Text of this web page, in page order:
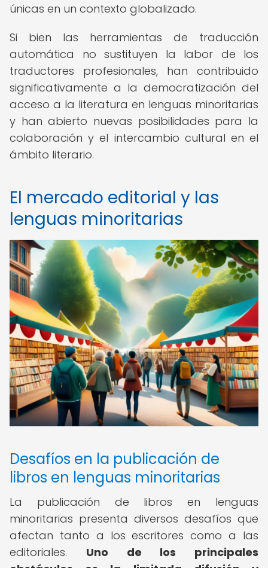
únicas en un contexto globalizado.
Si bien las herramientas de traducción
automática no sustituyen la labor de los
traductores profesionales, han contribuido
significativamente a la democratización del
acceso a la literatura en lenguas minoritarias
y han abierto nuevas posibilidades para la
colaboración y el intercambio cultural en el
ámbito literario.
El mercado editorial y las
lenguas minoritarias
Desafíos en la publicación de
libros en lenguas minoritarias
La publicación de libros en lenguas
minoritarias presenta diversos desafíos que
afectan tanto a los escritores como a las
editoriales. Uno de los principales